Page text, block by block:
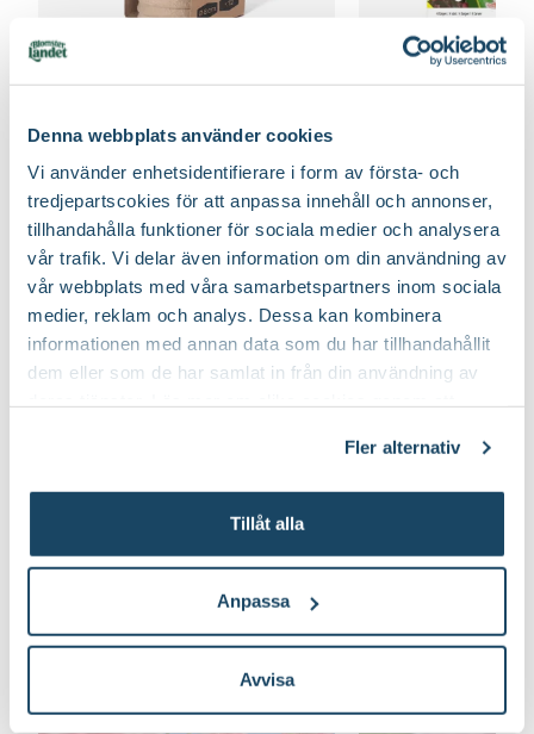
Denna webbplats använder cookies
Vi använder enhetsidentifierare i form av första- och
tredjepartscokies för att anpassa innehåll och annonser,
tillhandahålla funktioner för sociala medier och analysera
vår trafik. Vi delar även information om din användning av
vår webbplats med våra samarbetspartners inom sociala
medier, reklam och analys. Dessa kan kombinera
informationen med annan data som du har tillhandahållit
dem eller som de har samlat in från din användning av
Fler alternativ
Tillåt alla
Anpassa
Avvisa
Fiberpots / Fiberkruka
Nelson Garden
Välj butik
Online
Fåtal i lager
Till Produkten
Sticketikett färg
Nelson Garden
Online
Till
Odla dina egna blomsterbuketter